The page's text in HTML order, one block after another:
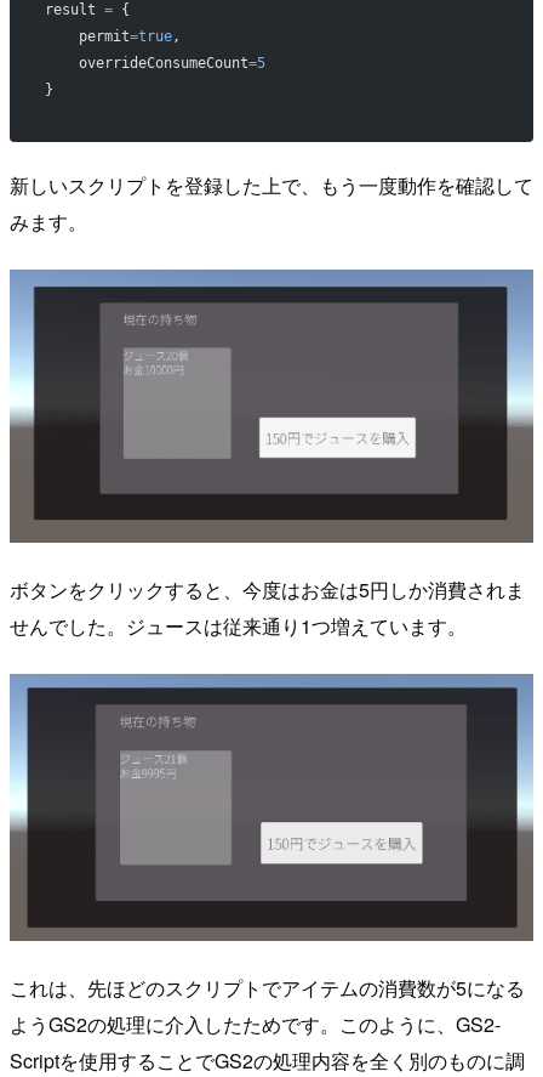
result = {
    permit
=true,
    overrideConsumeCount
=5
}
新しいスクリプトを登録した上で、もう一度動作を確認して
みます。
ボタンをクリックすると、今度はお金は5円しか消費されま
せんでした。ジュースは従来通り1つ増えています。
これは、先ほどのスクリプトでアイテムの消費数が5になる
ようGS2の処理に介入したためです。このように、GS2-
Scriptを使用することでGS2の処理内容を全く別のものに調